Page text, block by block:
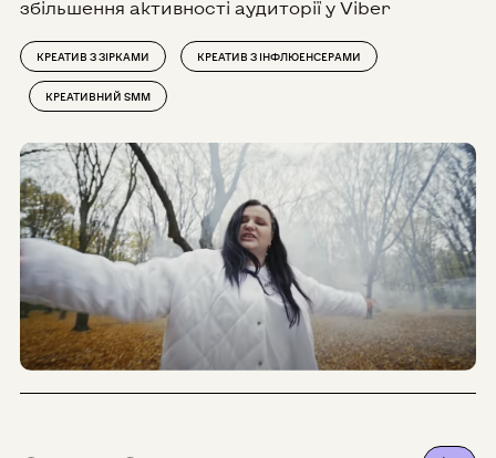
збільшення активності аудиторії у Viber
КРЕАТИВ З ЗІРКАМИ КРЕАТИВ З ІНФЛЮЕНСЕРАМИ
КРЕАТИВНИЙ SMM